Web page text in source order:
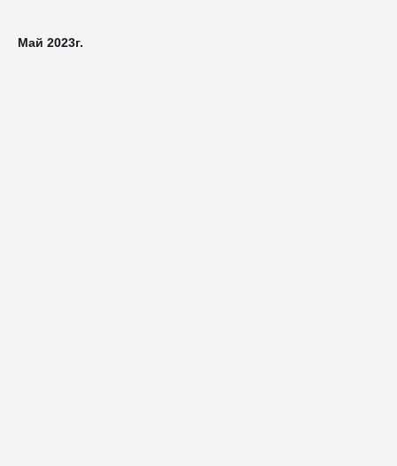
Май 2023г.